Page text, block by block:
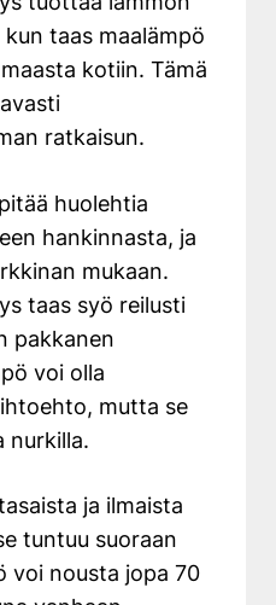
taas maalämpö
kotiin. Tämä
ratkaisun.
huolehtia
hankinnasta, ja
mukaan.
taas syö reilusti
pakkanen
voi olla
mutta se
nurkilla.
ja ilmaista
tuntuu suoraan
voi nousta jopa 70